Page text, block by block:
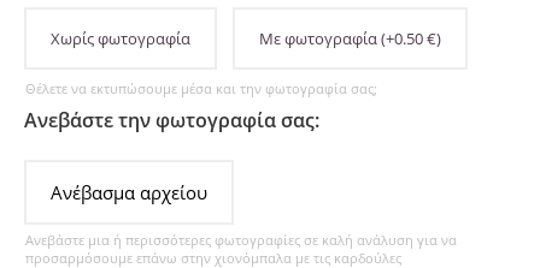
Χωρίς φωτογραφία Με φωτογραφία(+0.50€)
Θέλετε να εκτυπώσουμε μέσα και την φωτογραφία σας;
Ανεβάστε την φωτογραφία σας:
Ανέβασμα αρχείου
Ανεβάστε μια ή περισσότερες φωτογραφίες σε καλή ανάλυση για να
προσαρμόσουμε επάνω στην χιονόμπαλα με τις καρδούλες